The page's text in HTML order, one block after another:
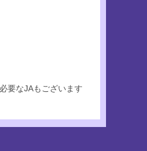
要なJAもございます